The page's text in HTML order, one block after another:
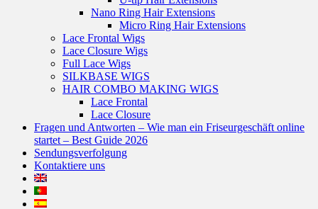
Nano Ring Hair Extensions
Micro Ring Hair Extensions
Lace Frontal Wigs
Lace Closure Wigs
Full Lace Wigs
SILKBASE WIGS
HAIR COMBO MAKING WIGS
Lace Frontal
Lace Closure
Fragen und Antworten – Wie man ein Friseurgeschäft online
startet – Best Guide 2026
Sendungsverfolgung
Kontaktiere uns